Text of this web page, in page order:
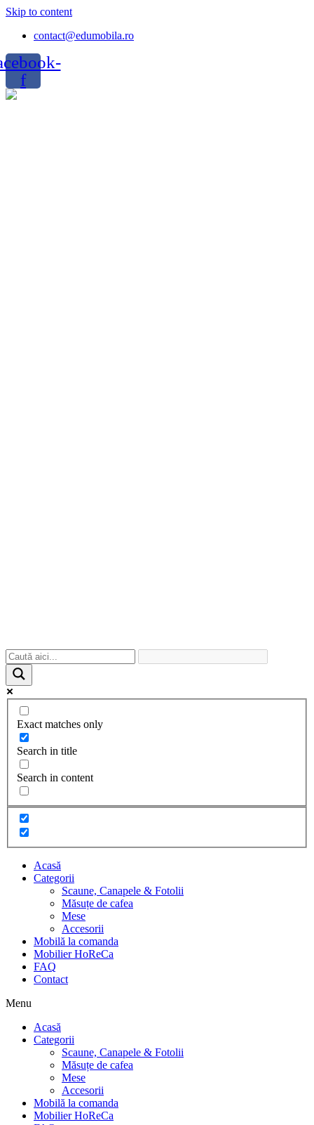
Skip to content
contact@edumobila.ro
f
Exact matches only
Search in title
Search in content
Acasă
Categorii
Scaune, Canapele & Fotolii
Măsuțe de cafea
Mese
Accesorii
Mobilă la comanda
Mobilier HoReCa
FAQ
Contact
Menu
Acasă
Categorii
Scaune, Canapele & Fotolii
Măsuțe de cafea
Mese
Accesorii
Mobilă la comanda
Mobilier HoReCa